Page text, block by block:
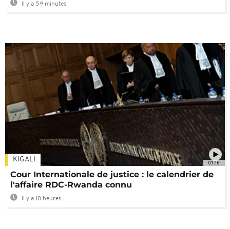
Il y a 59 minutes
01:16
KIGALI
Cour Internationale de justice : le calendrier de
l'affaire RDC-Rwanda connu
Il y a 10 heures